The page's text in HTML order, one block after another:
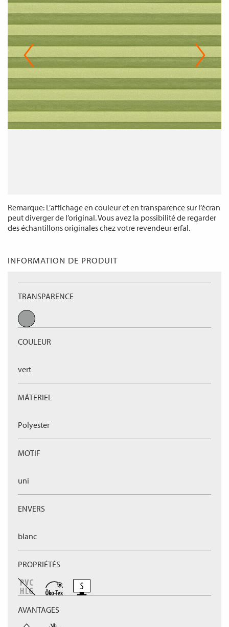
Remarque: L’affichage en couleur et en transparence sur l’écran
peut diverger de l’original. Vous avez la possibilité de regarder
des échantillons originales chez votre revendeur erfal.
INFORMATION DE PRODUIT
TRANSPARENCE
COULEUR
vert
MÁTERIEL
Polyester
MOTIF
uni
ENVERS
blanc
PROPRIÉTÉS
AVANTAGES